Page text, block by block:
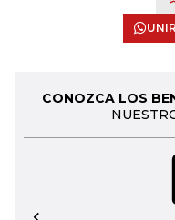
CONOZCA LOS